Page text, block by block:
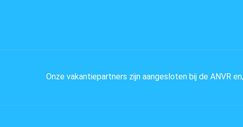
Onze vakantiepartners zijn aangesloten bij de ANVR